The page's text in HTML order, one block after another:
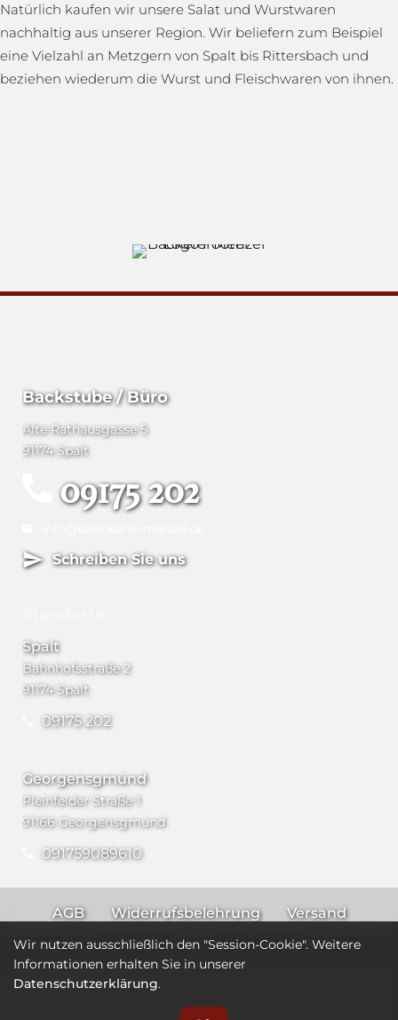
Natürlich kaufen wir unsere Salat und Wurstwaren
nachhaltig aus unserer Region. Wir beliefern zum Beispiel
eine Vielzahl an Metzgern von Spalt bis Rittersbach und
beziehen wiederum die Wurst und Fleischwaren von ihnen.
Backstube / Büro
Alte Rathausgasse 5
91174 Spalt
09175 202
Schreiben Sie uns
Spalt
Bahnhofsstraße 2
91174 Spalt
09175 202
Georgensgmünd
Pleinfelder Straße 1
91166 Georgensgmünd
091759089610
AGB Widerrufsbelehrung
Versand
Impressum
Datenschutz
Wir nutzen ausschließlich den "Session-Cookie". Weitere
Informationen erhalten Sie in unserer
Datenschutzerklärung.